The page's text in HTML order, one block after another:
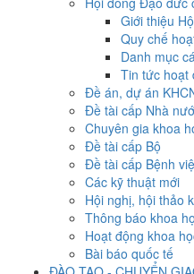
Giới thiệu
Quy chế
Danh mục
Tin tức hoạt
Đề án, dự án
Đề tài cấp Nhà
Chuyên gia khoa
Đề tài cấp Bộ
Đề tài cấp Bệnh
Các kỹ thuật mới
Hội nghị, hội thảo
Thông báo khoa
Hoạt động khoa
Bài báo quốc tế